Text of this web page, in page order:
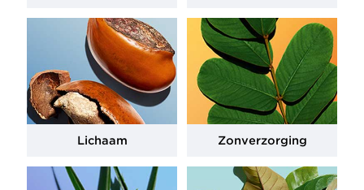
Lichaam Zonverzorging